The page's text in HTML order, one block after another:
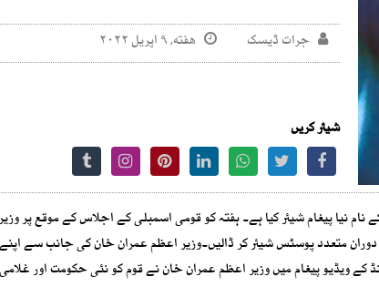
جرات ڈیسک هفته, ۹ اپریل ۲۰۲۲
شیئر کریں
نیا پیغام شیئر کیا ہے۔ ہفتہ کو قومی اسمبلی کے اجلاس کے موقع پر
متعدد پوسٹس شیئر کر ڈالیں۔وزیر اعظم عمران خان کی جانب سے اپنے
اکائونٹس پر ایک نیا پیغام شیئر کیا گیا ہے۔اس 2منٹ 17سیکنڈ کے ویڈیو پیغام میں وزیر اعظم عمران خان نے قوم کو نئی حکومت